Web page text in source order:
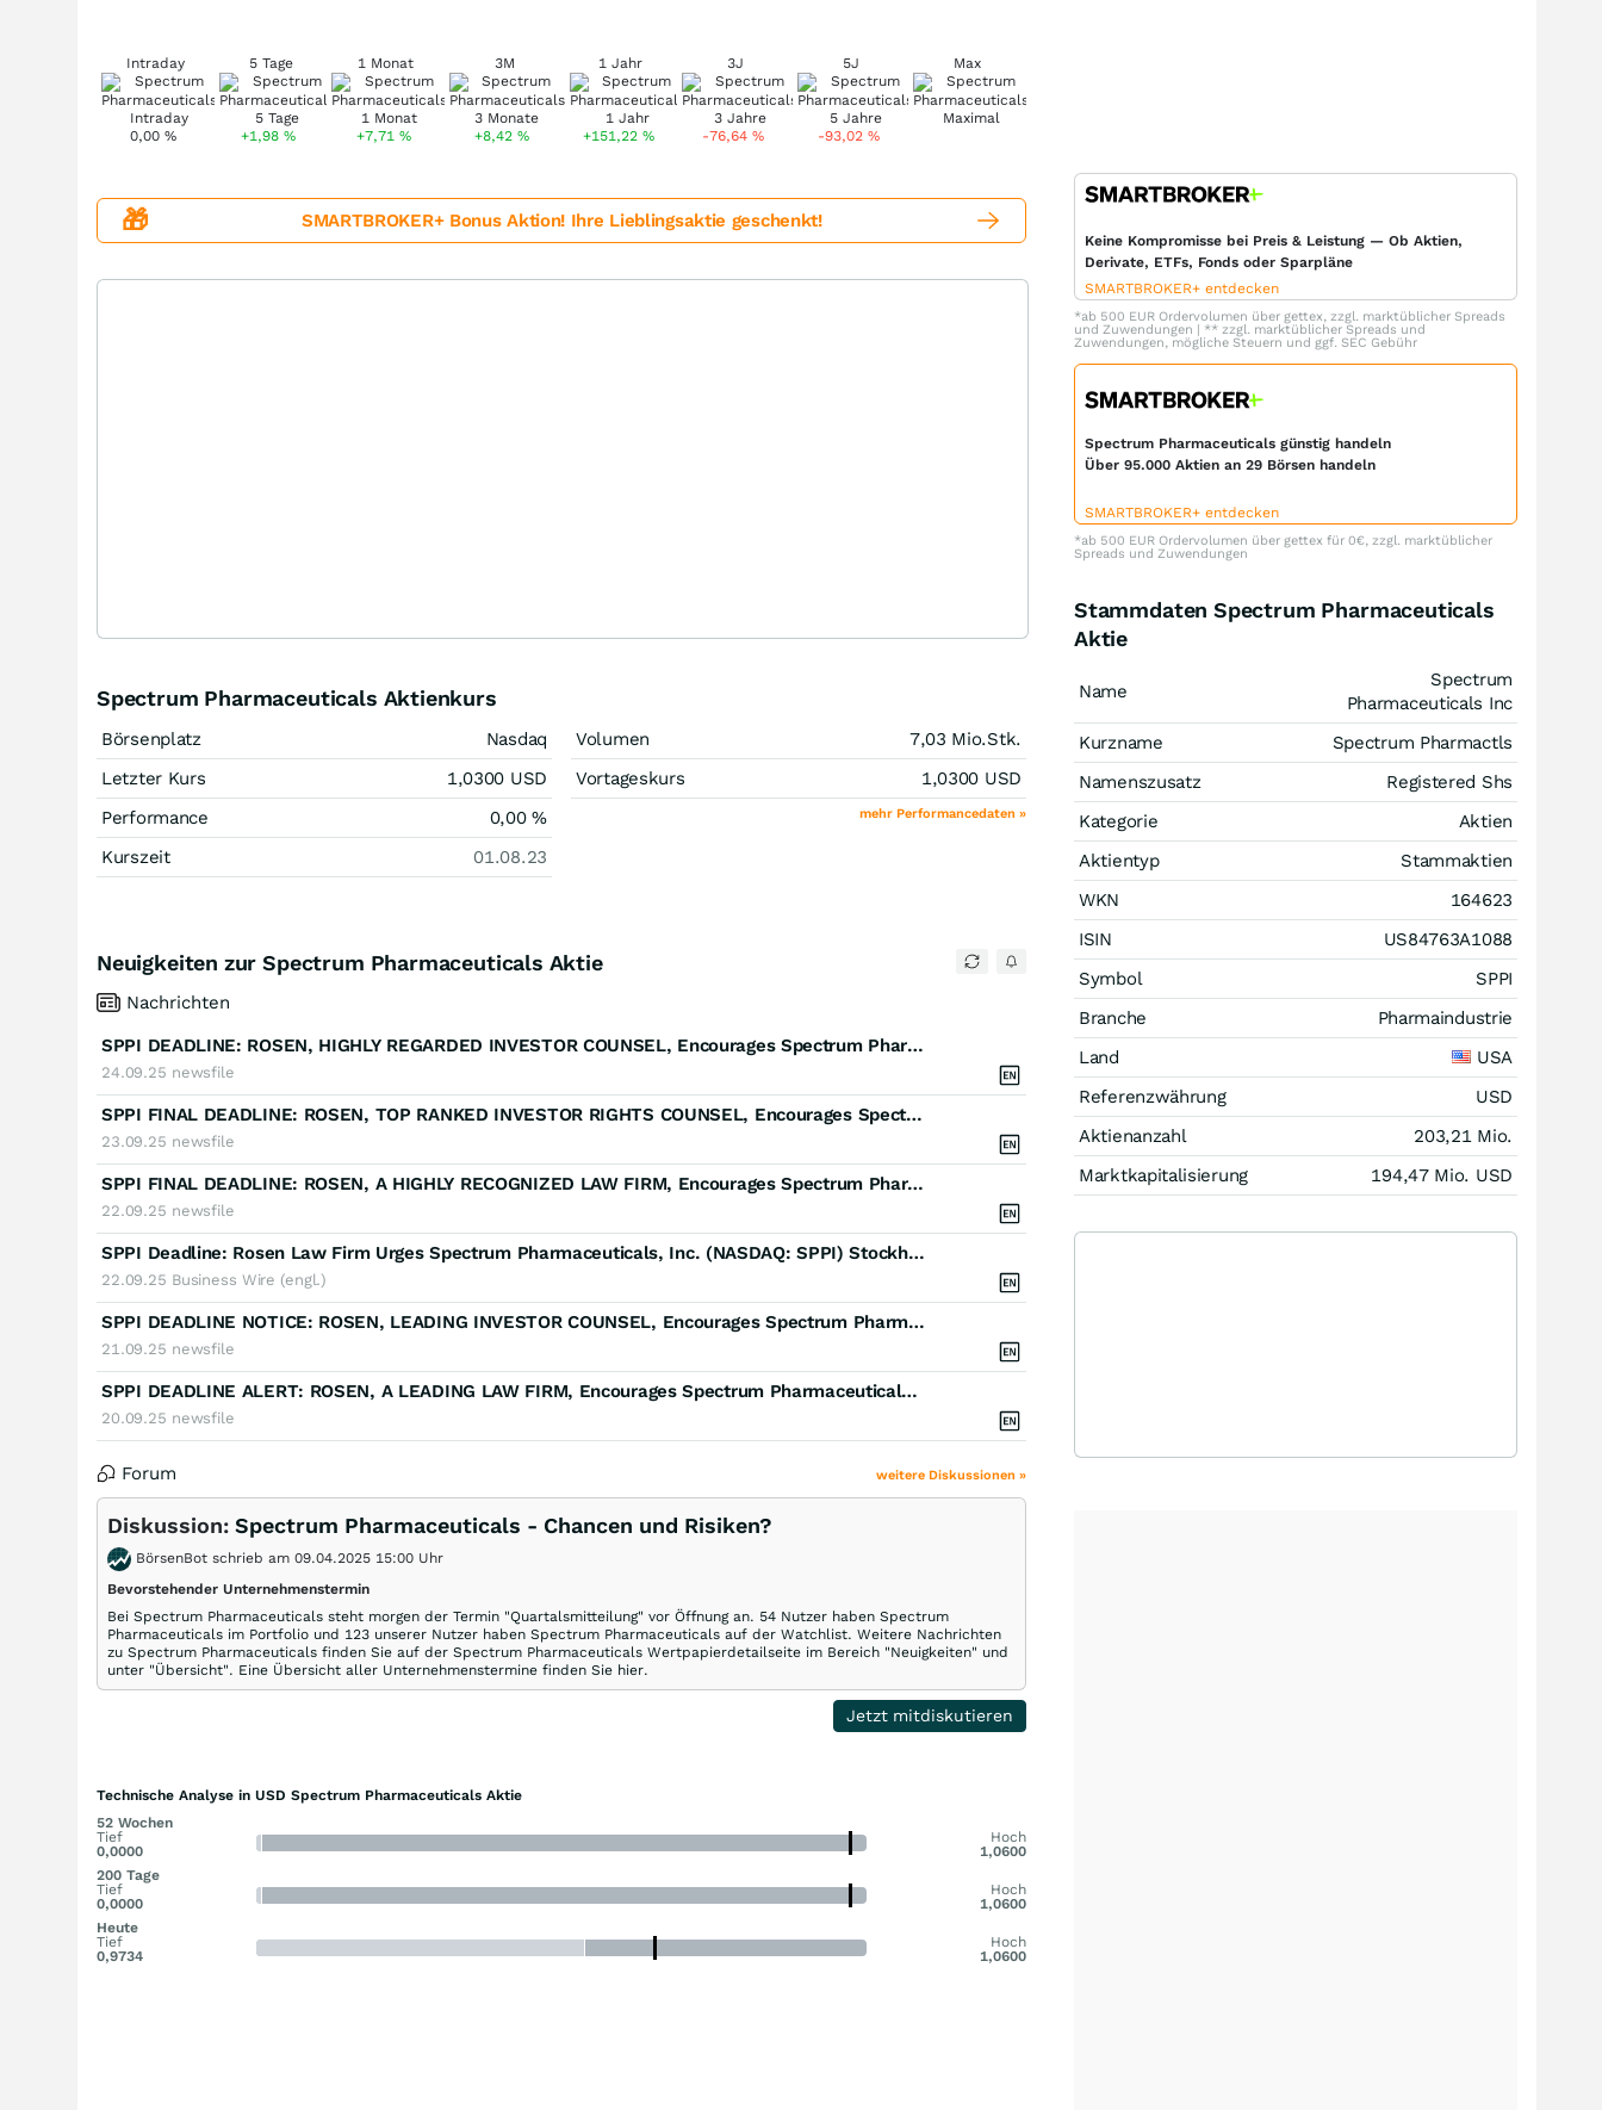
Intraday
0,00%
5 Tage
+1,98%
1 Monat
+7,71 %
3M
+8,42%
1 Jahr
+151,22 %
3J
-76,64 %
5J
-93,02 %
Max
🎁 SMARTBROKER+ Bonus Aktion! Ihre Lieblingsaktie geschenkt!
Spectrum Pharmaceuticals Aktienkurs
Börsenplatz
Nasdaq
Letzter Kurs
1,0300 USD
Performance
0,00%
Kurszeit
01.08.23
Volumen 7,03 Mio.Stk.
Vortageskurs
1,0300 USD
mehr Performancedaten »
Neuigkeiten zur Spectrum Pharmaceuticals Aktie
Nachrichten
SPPI DEADLINE: ROSEN, HIGHLY REGARDED INVESTOR COUNSEL, Encourages Spectrum Pharmaceuticals, Inc. Investors to Secure Counsel Before Important September 24 Deadline in Securities Class Action - SPPI
24.09.25 newsfile
SPPI FINAL DEADLINE: ROSEN, TOP RANKED INVESTOR RIGHTS COUNSEL, Encourages Spectrum Pharmaceuticals, Inc. Investors to Secure Counsel Before Important September 24 Deadline in Securities Class Action - SPPI
23.09.25 newsfile
SPPI FINAL DEADLINE: ROSEN, A HIGHLY RECOGNIZED LAW FIRM, Encourages Spectrum Pharmaceuticals, Inc. Investors with Losses in Excess of $100K to Secure Counsel Before Important September 24 Deadline in Securities Class Action - SPPI
22.09.25 newsfile
SPPI Deadline: Rosen Law Firm Urges Spectrum Pharmaceuticals, Inc. (NASDAQ: SPPI) Stockholders with Losses in Excess of $100K to Contact the Firm for Information About Their Rights
22.09.25 Business Wire (engl.)
SPPI DEADLINE NOTICE: ROSEN, LEADING INVESTOR COUNSEL, Encourages Spectrum Pharmaceuticals, Inc. Investors with Losses in Excess of $100K to Secure Counsel Before Important September 24 Deadline in Securities Class Action - SPPI
21.09.25 newsfile
SPPI DEADLINE ALERT: ROSEN, A LEADING LAW FIRM, Encourages Spectrum Pharmaceuticals, Inc. Investors to Secure Counsel Before Important September 24 Deadline in Securities Class Action - SPPI
20.09.25 newsfile
Forum weitere Diskussionen »
Diskussion: Spectrum Pharmaceuticals - Chancen und Risiken?
BörsenBot schrieb am 09.04.2025 15:00 Uhr
Bevorstehender Unternehmenstermin
Bei Spectrum Pharmaceuticals steht morgen der Termin "Quartalsmitteilung" vor Öffnung an. 54 Nutzer haben Spectrum
Pharmaceuticals im Portfolio und 123 unserer Nutzer haben Spectrum Pharmaceuticals auf der Watchlist. Weitere Nachrichten
zu Spectrum Pharmaceuticals finden Sie auf der Spectrum Pharmaceuticals Wertpapierdetailseite im Bereich "Neuigkeiten" und
unter "Übersicht". Eine Übersicht aller Unternehmenstermine finden Sie hier.
Jetzt mitdiskutieren
Technische Analyse in USD Spectrum Pharmaceuticals Aktie
52 Wochen
Tief
0,0000
Hoch
1,0600
200 Tage
Tief
0,0000
Hoch
1,0600
Heute
Tief
0,9734
Hoch
1,0600
Keine Kompromisse bei Preis & Leistung — Ob Aktien,
Derivate, ETFs, Fonds oder Sparpläne
SMARTBROKER+ entdecken
*ab 500 EUR Ordervolumen über gettex, zzgl. marktüblicher Spreads
und Zuwendungen | ** zzgl. marktüblicher Spreads und
Zuwendungen, mögliche Steuern und ggf. SEC Gebühr
Spectrum Pharmaceuticals günstig handeln
Über 95.000 Aktien an 29 Börsen handeln
SMARTBROKER+ entdecken
*ab 500 EUR Ordervolumen über gettex für 0€, zzgl. marktüblicher
Spreads und Zuwendungen
Stammdaten Spectrum Pharmaceuticals
Aktie
Name
Spectrum
Pharmaceuticals Inc
Kurzname
Spectrum Pharmactls
Namenszusatz
Registered Shs
Kategorie
Aktien
Aktientyp
Stammaktien
WKN
164623
ISIN
US84763A1088
Symbol
SPPI
Branche
Pharmaindustrie
Land
USA
Referenzwährung
USD
Aktienanzahl
203,21 Mio.
Marktkapitalisierung
194,47 Mio. USD